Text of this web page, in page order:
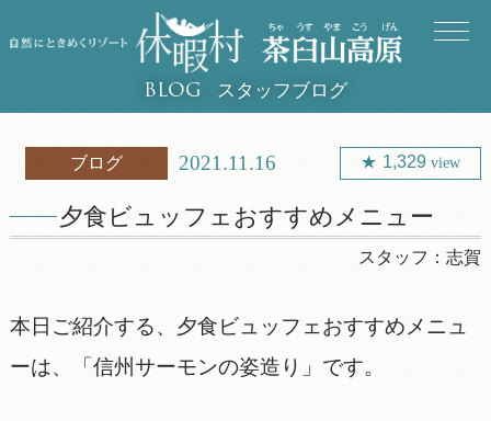
BLOG スタッフブログ
ブログ 2021.11.16 1,329view
夕食ビュッフェおすすめメニュー
スタッフ：志賀
本日ご紹介する、夕食ビュッフェおすすめメニュ
ーは、「信州サーモンの姿造り」です。